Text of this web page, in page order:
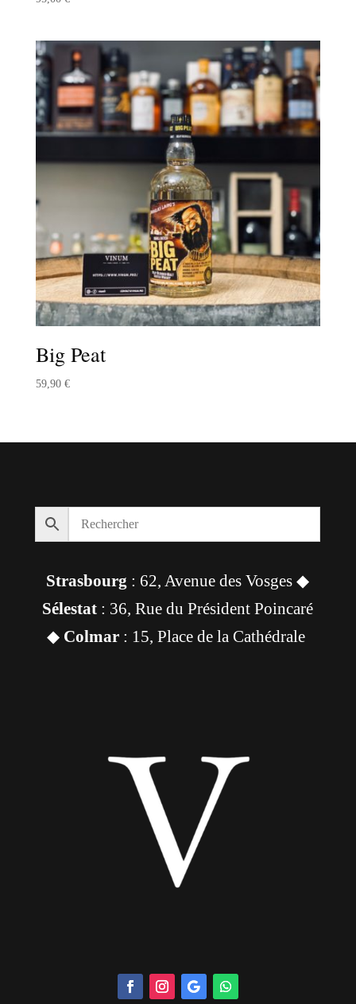
Big Peat
59,90 €
Strasbourg : 62, Avenue des Vosges ◆
Sélestat : 36, Rue du Président Poincaré
◆ Colmar: 15, Place de la Cathédrale